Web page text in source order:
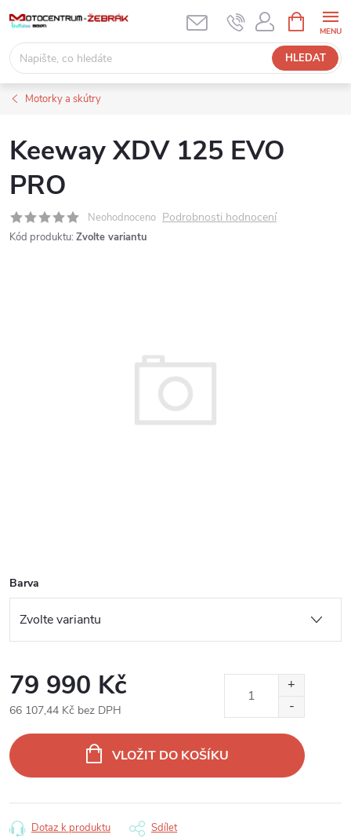
obsah
HLEDAT
NÁKUPNÍ
KOŠÍK
Motorky a skútry
Keeway XDV 125 EVO
PRO
Neohodnoceno Podrobnosti hodnocení
Kód produktu: Zvolte variantu
Barva
79 990 Kč
66 107,44 Kč bez DPH
cena:
VLOŽIT DO KOŠÍKU
Dotaz k produktu Sdílet